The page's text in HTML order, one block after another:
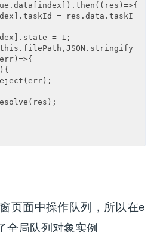
= res.data.taskI
= 1;
页面中操作队列，所以在e
全局队列对象实例